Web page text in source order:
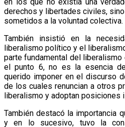
derechos y libertades civiles,
sometidos a la voluntad colectiva.
También insistió en la
liberalismo político y el
parte fundamental del
el punto 6, no es la esencia
querido imponer en el discurso
de los cuales renuncian a otros
liberalismo y adoptan posiciones
También destacó la importancia
y en lo sucesivo, tuvo la